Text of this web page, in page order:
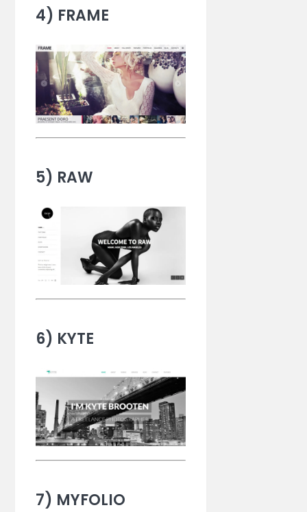
4) FRAME
5) RAW
6) KYTE
7) MYFOLIO